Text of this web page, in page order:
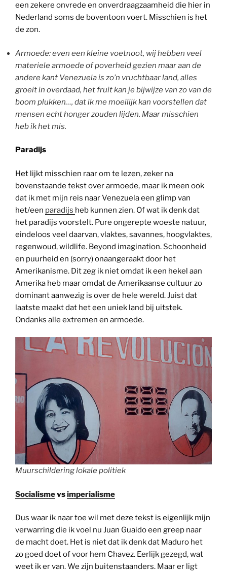
een zekere onvrede en onverdraagzaamheid die hier in
Nederland soms de boventoon voert. Misschien is het
de zon.
Armoede: even een kleine voetnoot, wij hebben veel
materiele armoede of poverheid gezien maar aan de
andere kant Venezuela is zo’n vruchtbaar land, alles
groeit in overdaad, het fruit kan je bijwijze van zo van de
boom plukken…, dat ik me moeilijk kan voorstellen dat
mensen echt honger zouden lijden. Maar misschien
heb ik het mis.
Paradijs
Het lijkt misschien raar om te lezen, zeker na
bovenstaande tekst over armoede, maar ik meen ook
dat ik met mijn reis naar Venezuela een glimp van
het/een paradijs heb kunnen zien. Of wat ik denk dat
het paradijs voorstelt. Pure ongerepte woeste natuur,
eindeloos veel daarvan, vlaktes, savannes, hoogvlaktes,
regenwoud, wildlife. Beyond imagination. Schoonheid
en puurheid en (sorry) onaangeraakt door het
Amerikanisme. Dit zeg ik niet omdat ik een hekel aan
Amerika heb maar omdat de Amerikaanse cultuur zo
dominant aanwezig is over de hele wereld. Juist dat
laatste maakt dat het een uniek land bij uitstek.
Ondanks alle extremen en armoede.
Muurschildering lokale politiek
Socialismevsimperialisme
Dus waar ik naar toe wil met deze tekst is eigenlijk mijn
verwarring die ik voel nu Juan Guaido een greep naar
de macht doet. Het is niet dat ik denk dat Maduro het
zo goed doet of voor hem Chavez. Eerlijk gezegd, wat
weet ik er van. We zijn buitenstaanders. Maar er ligt